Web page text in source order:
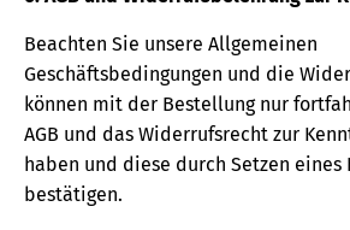
Beachten Sie unsere Allgemeinen
Geschäftsbedingungen und die
können mit der Bestellung nur
AGB und das Widerrufsrecht zur
haben und diese durch Setzen eines
bestätigen.